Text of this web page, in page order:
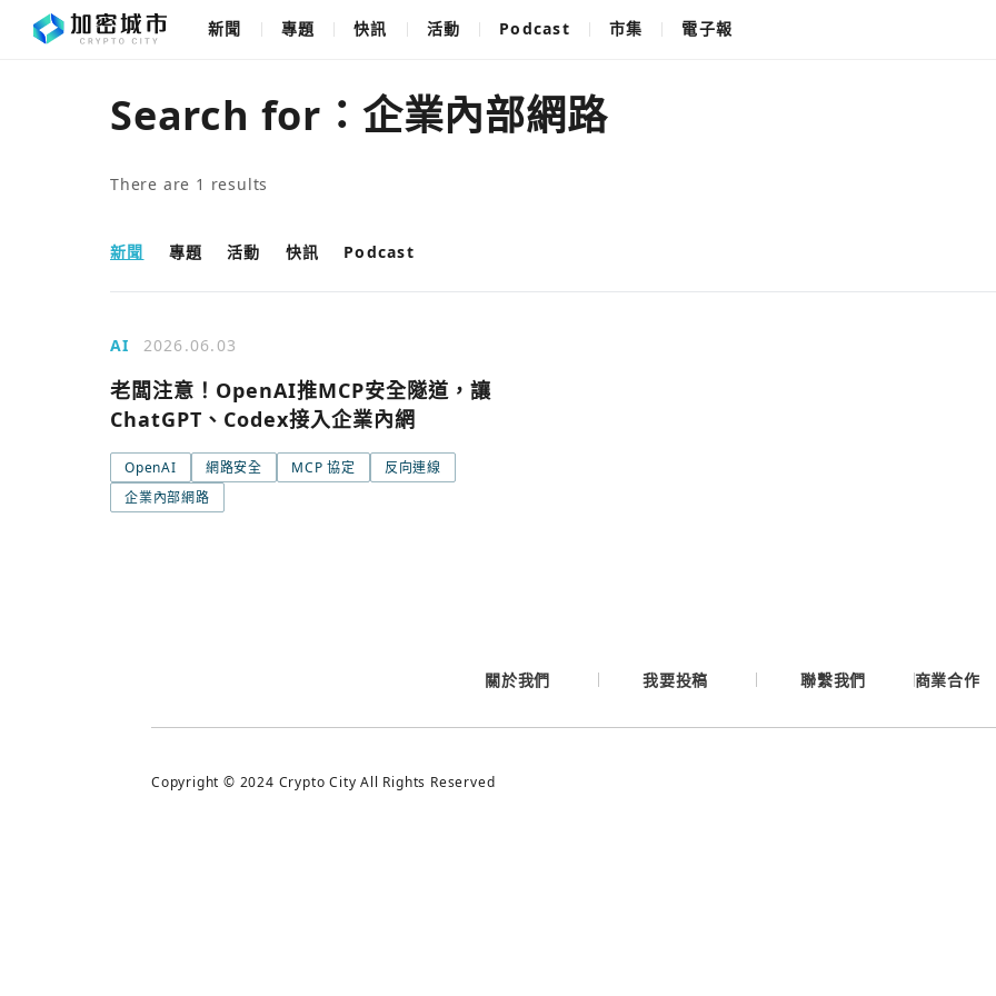
新聞 專題 快訊 活動 Podcast 市集 電子報
Search for： 企業內部網路
There are 1 results
新聞 專題 活動 快訊 Podcast
AI 2026.06.03
老闆注意！OpenAI推MCP安全隧道，讓
ChatGPT、Codex接入企業內網
OpenAI 網路安全 MCP 協定
反向連線
企業內部網路
Email
關於我們 我要投稿 聯繫我們 商業合作
Copyright © 2024 Crypto City All Rights Reserved